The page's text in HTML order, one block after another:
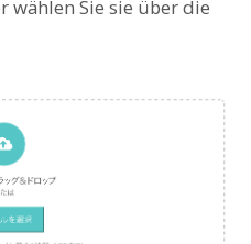
wählen Sie sie über die